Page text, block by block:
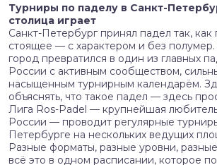
Турниры по паделу в Санкт-
столица играет
Санкт-Петербург принял падел так, как
стоящее — с характером и без полумер.
город превратился в один из главных
России с активным сообществом,
насыщенным турнирным календарём.
объяснять, что такое падел — здесь
Лига Ros-Padel — крупнейшая
России — проводит регулярные
Петербурге на нескольких ведущих
Разные форматы, разные уровни,
всё это в одном расписании, которое